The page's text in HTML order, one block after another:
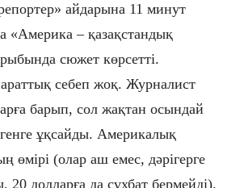
айдарына 11 минут
«Америка – қазақстандық
сюжет көрсетті.
себеп жоқ. Журналист
барып, сол жақтан осындай
ұқсайды. Америкалық
өмірі (олар аш емес, дәрігерге
20 долларға да сұхбат бермейді).